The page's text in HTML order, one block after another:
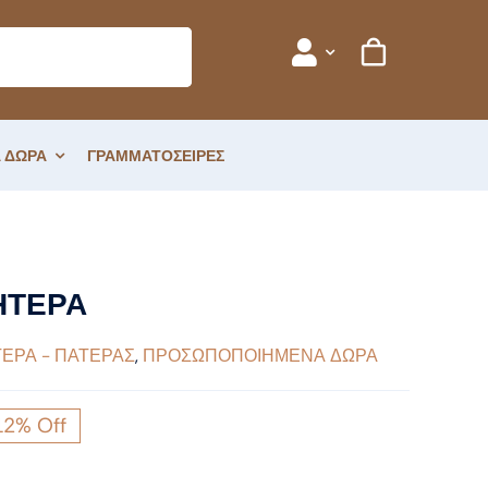
ΔΩΡΑ ΓΡΑΜΜΑΤΟΣΕΙΡΕΣ
- ΠΑΤΕΡΑΣ, ΠΡΟΣΩΠΟΠΟΙΗΜΕΝΑ ΔΩΡΑ
Off